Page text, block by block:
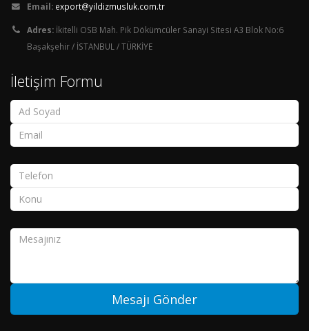
Email: export@yildizmusluk.com.tr
Adres: İkitelli OSB Mah. Pik Dökümcüler Sanayi Sitesi A3 Blok No:6
Başakşehir / İSTANBUL / TÜRKİYE
İletişim Formu